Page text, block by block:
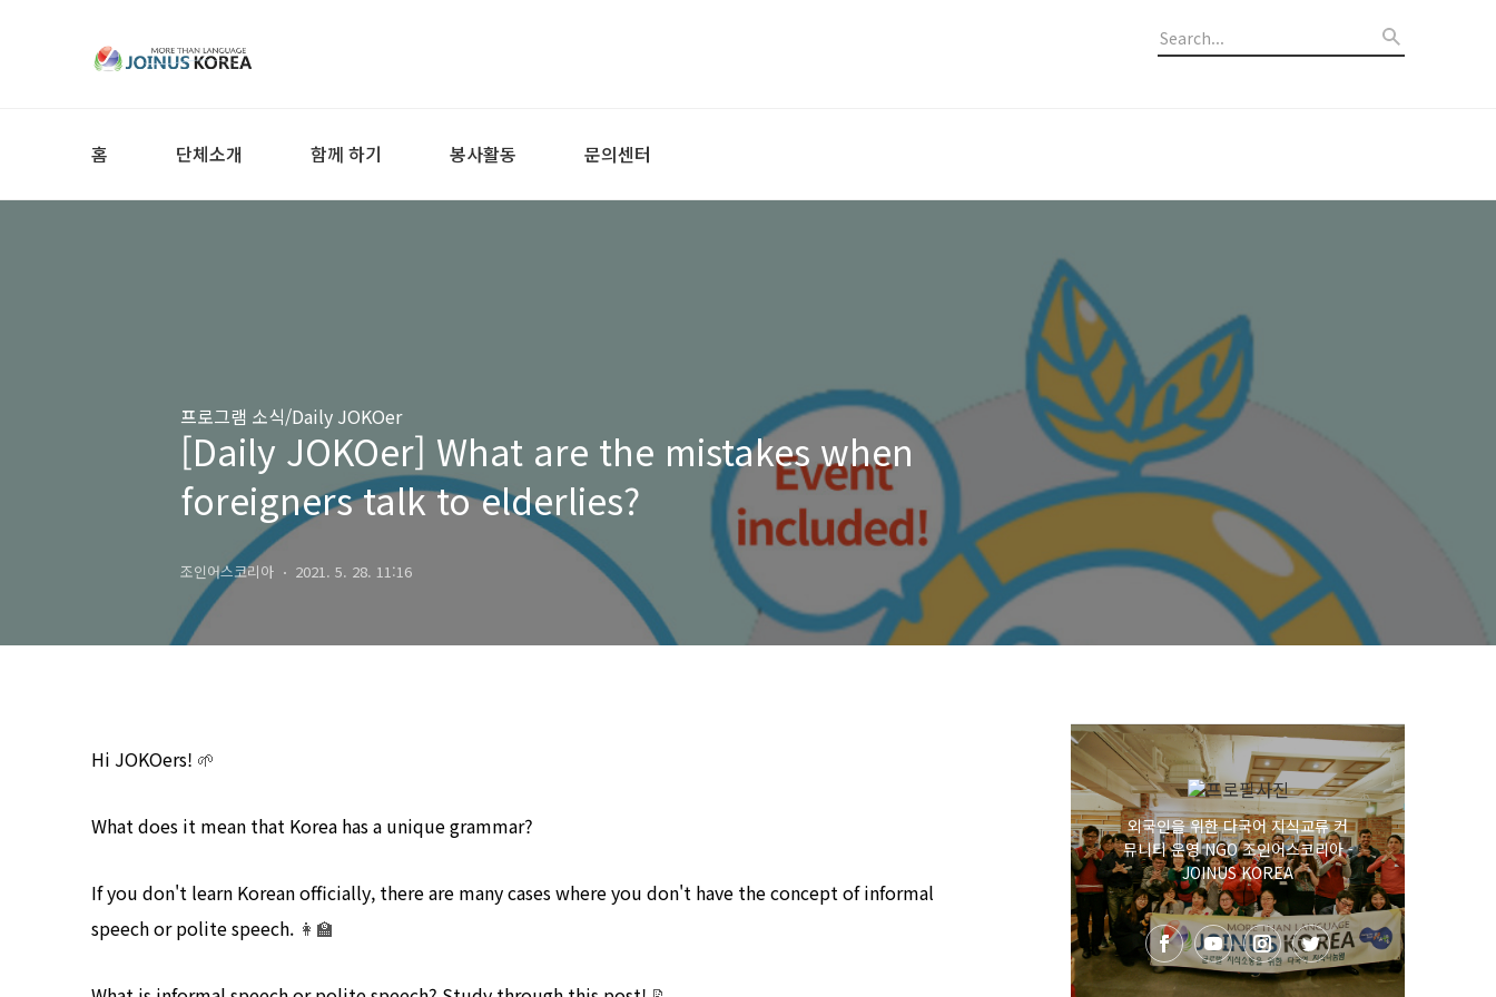
홈 단체소개 함께 하기 봉사활동 문의센터
프로그램 소식/Daily JOKOer
[Daily JOKOer] What are the mistakes when
foreigners talk to elderlies?
조인어스코리아 2021. 5. 28. 11:16
Hi JOKOers! 🌱
What does it mean that Korea has a unique grammar?
If you don't learn Korean officially, there are many cases where you don't have the concept of informal
speech or polite speech. 👩‍🏫
외국인을 위한 다국어 지식교류 커
뮤니티 운영 NGO 조인어스코리아 -
JOINUS KOREA